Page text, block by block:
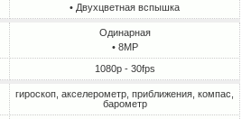
• Двухцветная вспышка
Одинарная
• 8MP
1080p - 30fps
гироскоп, акселерометр, приближения, компас,
барометр